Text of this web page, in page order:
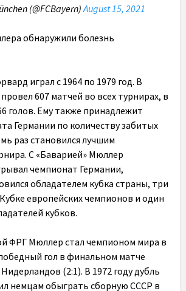
(@FCBayern)August 15, 2021
обнаружили болезнь
играл с 1964 по 1979 год. В
607 матчей во всех турнирах, в
голов. Ему также принадлежит
Германии по количеству забитых
раз становился лучшим
С «Баварией» Мюллер
чемпионат Германии,
обладателем кубка страны, три
европейских чемпионов и один
кубков.
ФРГ Мюллер стал чемпионом мира в
гол в финальном матче
(2:1). В 1972 году дубль
немцам обыграть сборную СССР в